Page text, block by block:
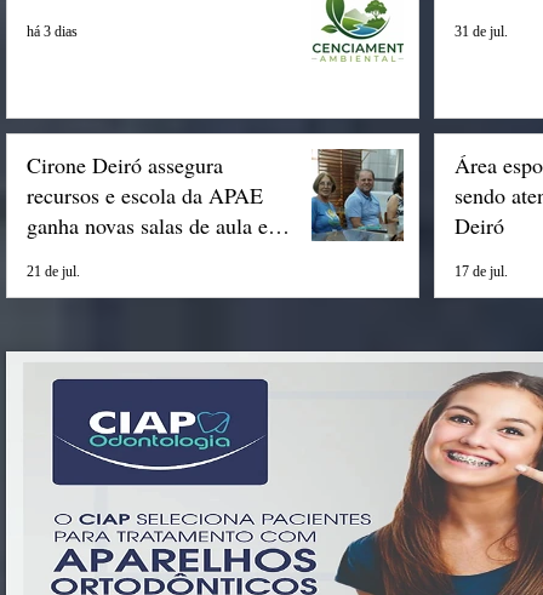
há 3 dias 31 de jul.
Cirone Deiró assegura
recursos e escola da APAE
ganha novas salas de aula em
21 de jul.
Área
sendo
Deiró
17 de jul.